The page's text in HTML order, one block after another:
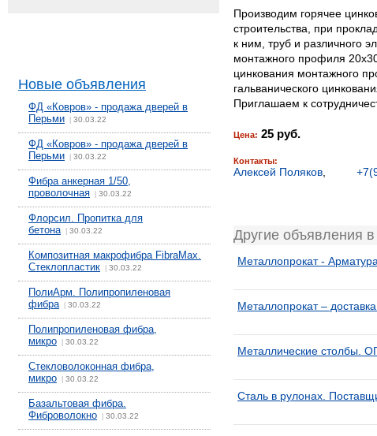
Новые объявления
ФД «Ковров» - продажа дверей в
Перьми
30.03.22
ФД «Ковров» - продажа дверей в
Перьми
30.03.22
Фибра анкерная 1/50,
проволочная
30.03.22
Флорсил. Пропитка для
бетона| 30.03.22
Композитная макрофибра FibraMax.
Стеклопластик
30.03.22
ПолиАрм. Полипропиленовая
фибра| 30.03.22
Полипропиленовая фибра,
микро
30.03.22
Стекловолоконная фибра,
микро
30.03.22
Базальтовая фибра.
Фиброволокно
30.03.22
Производим горячее
строительства, при
к ним, труб и различного
монтажного профиля
цинкования монтажного
гальванического
Приглашаем к
Цена: 25 руб.
Контакты:
Алексей Поляков
Другие объявления
Металлопрокат -
Металлопрокат –
Металлические столбы.
Сталь в рулонах.